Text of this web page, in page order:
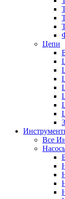
Цепи
Все